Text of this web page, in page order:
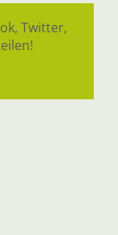
Twitter,